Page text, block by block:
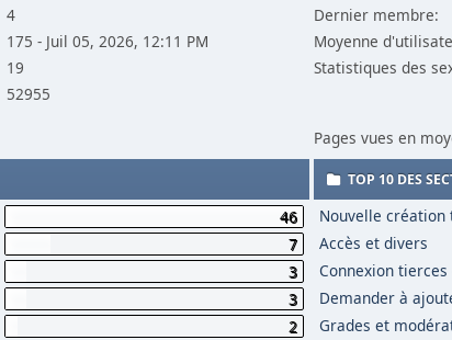
4
175 - Juil 05, 2026, 12:11 PM
19
52955
Dernier membre:
Moyenne
Statistiques des
Pages vues en
46
7
3
3
2
TOP 10 DES
Nouvelle création
Accès et divers
Connexion tierces
Demander à
Grades et